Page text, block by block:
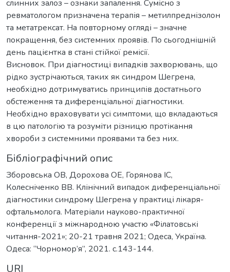
слинних залоз – ознаки запалення. Сумісно з
ревматологом призначена терапія – метилпреднізолон
та метатрексат. На повторному огляді – значне
покращення, без системних проявів. По сьогоднішній
день пацієнтка в стані стійкої ремісії.
Висновок. При діагностиці випадків захворювань, що
рідко зустрічаються, таких як синдром Шегрена,
необхідно дотримуватись принципів достатнього
обстеження та диференціальної діагностики.
Необхідно враховувати усі симптоми, що вкладаються
в цю патологію та розуміти різницю протікання
хвороби з системними проявами та без них.
Бібліографічний опис
Зборовська ОВ, Дорохова ОЕ, Горянова ІС,
Колесніченко ВВ. Клінічний випадок диференціальної
діагностики синдрому Шегрена у практиці лікаря-
офтальмолога. Матеріали науково-практичної
конференції з міжнародною участю «Філатовські
читання-2021»; 20-21 травня 2021; Одеса, Україна.
Одеса: “Чорномор’я”, 2021. c.143-144.
URI